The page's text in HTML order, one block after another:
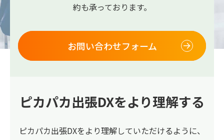
約も承っております。
お問い合わせフォーム
ピカパカ出張DXをより理解する
ピカパカ出張DXをより理解していただけるように、